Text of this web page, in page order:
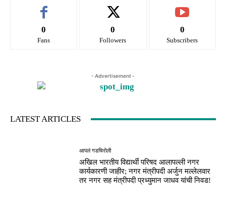
0
Fans
0
Followers
0
Subscribers
- Advertisement -
LATEST ARTICLES
आपलं गडचिरोली
अखिल भारतीय विद्यार्थी परिषद आलापल्ली नगर
कार्यकारणी जाहीर; नगर मंत्रीपदी अर्जुन मल्लेलवार
तर नगर सह मंत्रीपदी प्रध्युमान जाधव यांची निवड!